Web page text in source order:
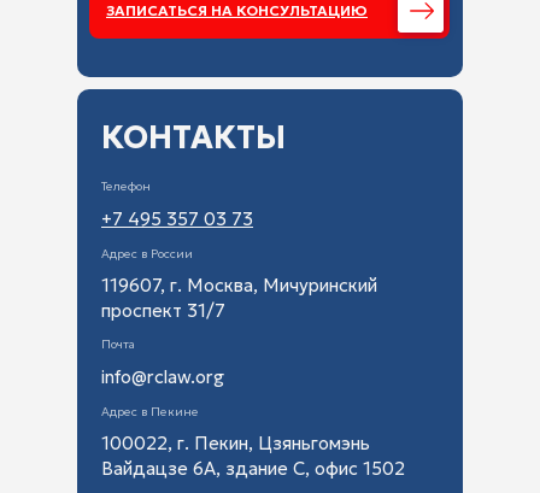
ЗАПИСАТЬСЯ НА КОНСУЛЬТАЦИЮ
Телефон
+7 495 357 03 73
Адрес в России
Почта
119607, г. Москва, Мичуринский
проспект 31/7
info@rclaw.org
Адрес в Пекине
100022, г. Пекин, Цзяньгомэнь
Вайдацзе 6А, здание С, офис 1502
КОНТАКТЫ